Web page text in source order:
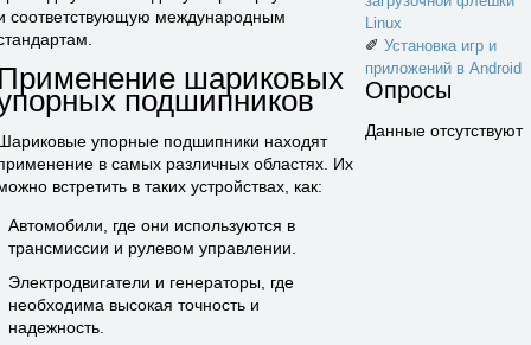
соответствующую международным
шариковых
подшипников
упорные подшипники находят
в самых различных областях. Их
встретить в таких устройствах, как:
Автомобили, где они используются в
трансмиссии и рулевом управлении.
Электродвигатели и генераторы, где
необходима высокая точность и
надежность.
Linux
✐ Установка игр и
приложений в Android
Опросы
Данные отсутствуют